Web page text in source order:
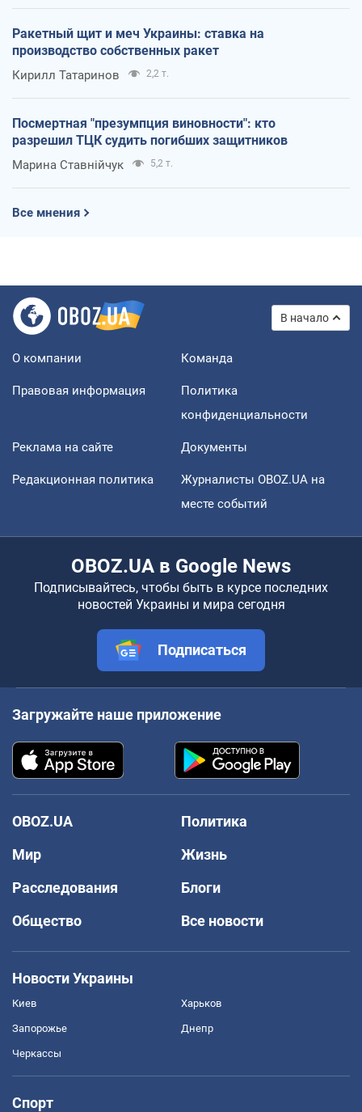
Ракетный щит и меч Украины: ставка на
производство собственных ракет
Кирилл Татаринов 2,2 т.
Посмертная "презумпция виновности": кто
разрешил ТЦК судить погибших защитников
Марина Ставнійчук 5,2 т.
Все мнения
В начало
О компании Команда
Правовая информация
Политика
конфиденциальности
Реклама на сайте Документы
Редакционная политика
Журналисты OBOZ.UA на
месте событий
OBOZ.UA в Google News
Подписывайтесь, чтобы быть в курсе последних
новостей Украины и мира сегодня
Подписаться
Загружайте наше приложение
OBOZ.UA
Политика
Мир
Жизнь
Расследования
Блоги
Общество
Все новости
Новости Украины
Киев Харьков
Запорожье Днепр
Черкассы
Спорт